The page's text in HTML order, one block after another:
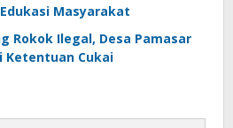
Masyarakat
Rokok Ilegal, Desa Pamasar
Ketentuan Cukai